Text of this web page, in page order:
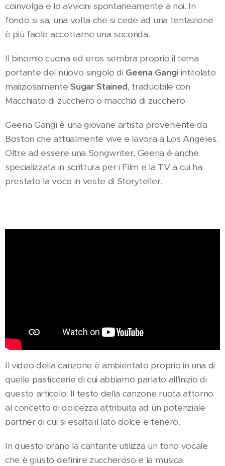
coinvolga e lo avvicini spontaneamente a noi. In
fondo si sa, una volta che si cede ad una tentazione
è più facile accettarne una seconda.
Il binomio cucina ed eros sembra proprio il tema
portante del nuovo singolo di Geena Gangi intitolato
maliziosamente Sugar Stained, traducibile con
Macchiato di zucchero o macchia di zucchero.
Geena Gangi è una giovane artista proveniente da
Boston che attualmente vive e lavora a Los Angeles.
Oltre ad essere una Songwriter, Geena è anche
specializzata in scrittura per i Film e la TV a cui ha
prestato la voce in veste di Storyteller.
Il video della canzone è ambientato proprio in una di
quelle pasticcerie di cui abbiamo parlato all'inizio di
questo articolo. Il testo della canzone ruota attorno
al concetto di dolcezza attribuita ad un potenziale
partner di cui si esalta il lato dolce e tenero.
In questo brano la cantante utilizza un tono vocale
che è giusto definire zuccheroso e la musica